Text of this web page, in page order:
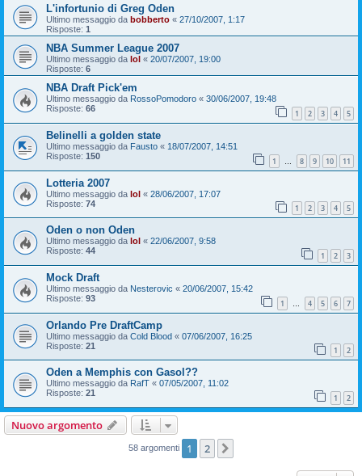
L'infortunio di Greg Oden
Ultimo messaggio da bobberto « 27/10/2007, 1:17
Risposte: 1
NBA Summer League 2007
Ultimo messaggio da lol « 20/07/2007, 19:00
Risposte: 6
NBA Draft Pick'em
Ultimo messaggio da RossoPomodoro « 30/06/2007, 19:48
Risposte: 66 1 2 3 4 5
Belinelli a golden state
Ultimo messaggio da Fausto « 18/07/2007, 14:51
Risposte: 150 1 … 8 9 10 11
Lotteria 2007
Ultimo messaggio da lol « 28/06/2007, 17:07
Risposte: 74 1 2 3 4 5
Oden o non Oden
Ultimo messaggio da lol « 22/06/2007, 9:58
Risposte: 44 1 2 3
Mock Draft
Ultimo messaggio da Nesterovic « 20/06/2007, 15:42
Risposte: 93 1 … 4 5 6 7
Orlando Pre DraftCamp
Ultimo messaggio da Cold Blood « 07/06/2007, 16:25
Risposte: 21 1 2
Oden a Memphis con Gasol??
Ultimo messaggio da RafT « 07/05/2007, 11:02
Risposte: 21 1 2
Nuovo argomento
58 argomenti 1 2